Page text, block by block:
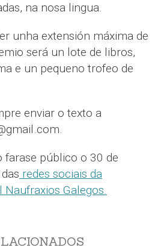
na nosa lingua.
unha extensión máxima de
será un lote de libros,
e un pequeno trofeo de
enviar o texto a
farase público o 30 de
redes sociais da
Galegos.